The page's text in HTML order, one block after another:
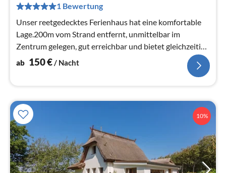
1 Bewertung
Unser reetgedecktes Ferienhaus hat eine komfortable
Lage.200m vom Strand entfernt, unmittelbar im
Zentrum gelegen, gut erreichbar und bietet gleichzeitig
Ruhe und Entspannung
ab 150€/ Nacht
10%